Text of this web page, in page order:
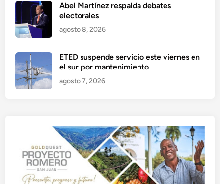
Abel Martínez respalda debates
electorales
agosto 8, 2026
ETED suspende servicio este viernes en
el sur por mantenimiento
agosto 7, 2026